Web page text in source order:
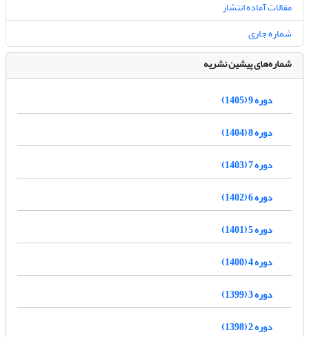
مقالات آماده انتشار
شماره جاری
شماره‌های پیشین نشریه
دوره 9 (1405)
دوره 8 (1404)
دوره 7 (1403)
دوره 6 (1402)
دوره 5 (1401)
دوره 4 (1400)
دوره 3 (1399)
دوره 2 (1398)